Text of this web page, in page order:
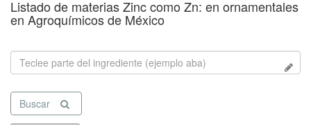
Listado de materias Zinc como Zn: en ornamentales
en Agroquímicos de México
Buscar